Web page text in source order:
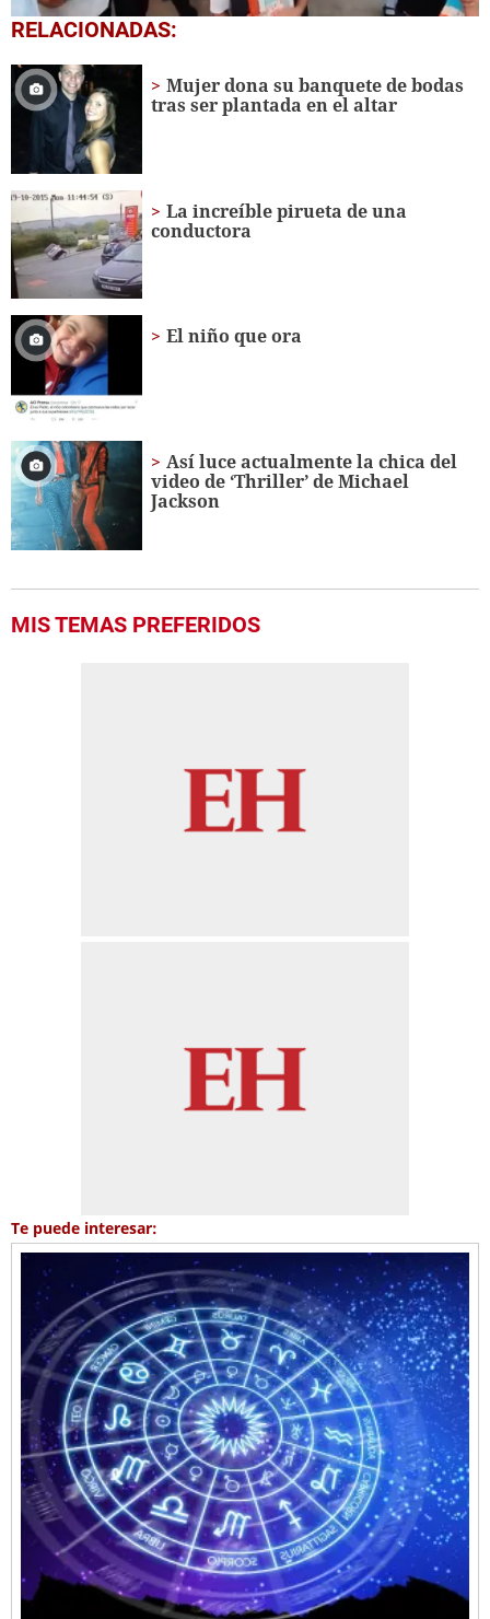
0
seconds
1
minute,
56
seconds
RELACIONADAS:
Mujer dona su banquete de bodas
tras ser plantada en el altar
La increíble pirueta de una
conductora
El niño que ora
Así luce actualmente la chica del
video de ‘Thriller’ de Michael
Jackson
MIS TEMAS PREFERIDOS
Te puede interesar: